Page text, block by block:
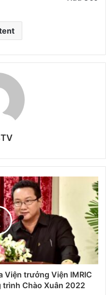
Viện trưởng Viện IMRIC
trình Chào Xuân 2022